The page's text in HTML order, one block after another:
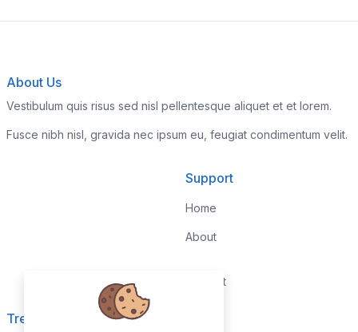
About Us
Vestibulum quis risus sed nisl pellentesque aliquet et et lorem.
Fusce nibh nisl, gravida nec ipsum eu, feugiat condimentum velit.
Support
Home
About
Contact
Trending